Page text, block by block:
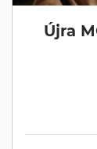
Újra